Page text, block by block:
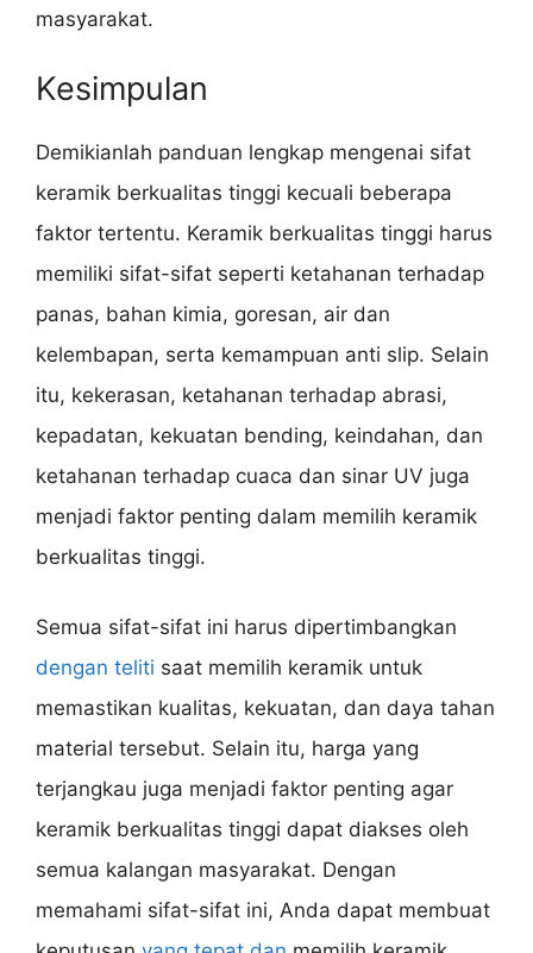
masyarakat.
Kesimpulan
Demikianlah panduan lengkap mengenai sifat
keramik berkualitas tinggi kecuali beberapa
faktor tertentu. Keramik berkualitas tinggi harus
memiliki sifat-sifat seperti ketahanan terhadap
panas, bahan kimia, goresan, air dan
kelembapan, serta kemampuan anti slip. Selain
itu, kekerasan, ketahanan terhadap abrasi,
kepadatan, kekuatan bending, keindahan, dan
ketahanan terhadap cuaca dan sinar UV juga
menjadi faktor penting dalam memilih keramik
berkualitas tinggi.
Semua sifat-sifat ini harus dipertimbangkan
dengan teliti saat memilih keramik untuk
memastikan kualitas, kekuatan, dan daya tahan
material tersebut. Selain itu, harga yang
terjangkau juga menjadi faktor penting agar
keramik berkualitas tinggi dapat diakses oleh
semua kalangan masyarakat. Dengan
memahami sifat-sifat ini, Anda dapat membuat